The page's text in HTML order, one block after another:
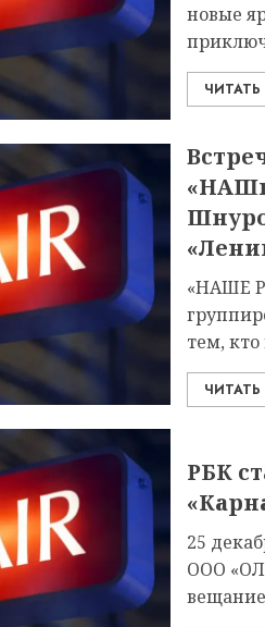
новые
«НАШЕ
тем, кто
РБК
25
ООО